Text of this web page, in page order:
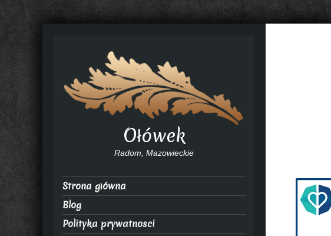
Ołówek
Radom, Mazowieckie
Strona główna
Blog
Polityka prywatnosci